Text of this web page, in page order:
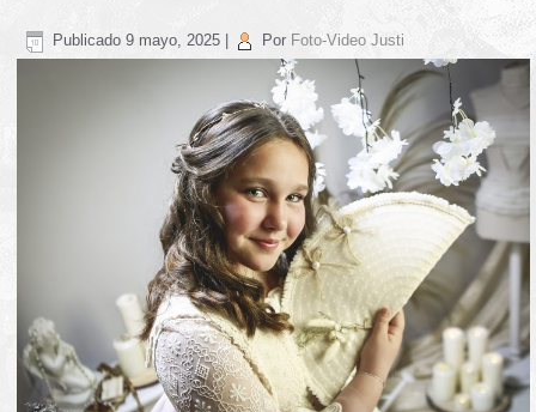
Publicado 9 mayo, 2025 Por Foto-Video Justi